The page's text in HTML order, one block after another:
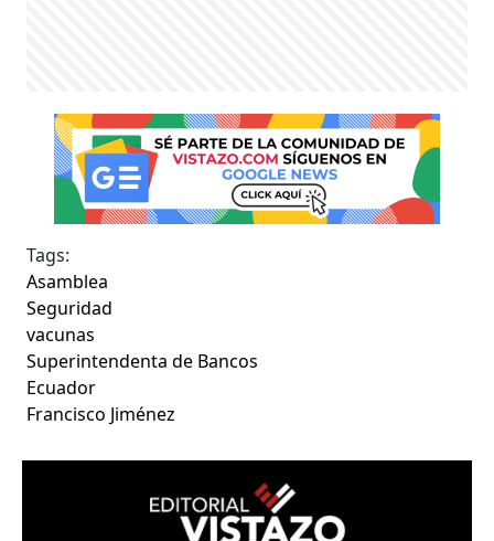
Tags:
Asamblea
Seguridad
vacunas
Superintendenta de Bancos
Ecuador
Francisco Jiménez